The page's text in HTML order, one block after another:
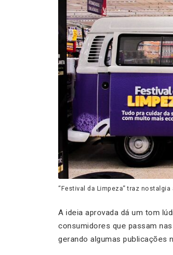
“Festival da Limpeza” traz
A ideia aprovada dá um tom
consumidores que passam
gerando algumas publicações